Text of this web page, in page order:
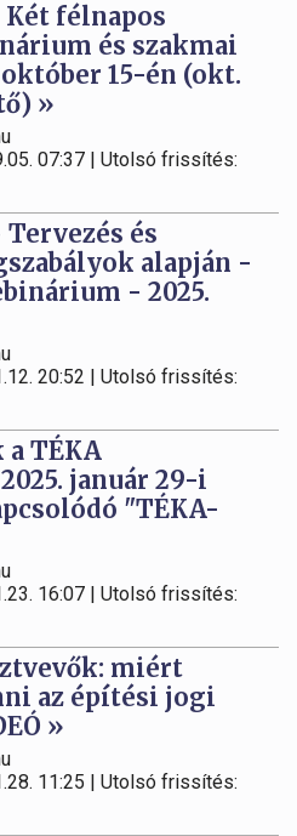
félnapos
és szakmai
15-én (okt.
»
07:37 | Utolsó frissítés:
és
alapján -
- 2025.
20:52 | Utolsó frissítés:
TÉKA
január 29-i
"TÉKA-
16:07 | Utolsó frissítés:
miért
az építési jogi
»
11:25 | Utolsó frissítés: